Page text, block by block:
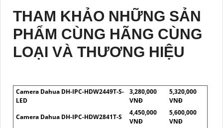
THAM KHẢO NHỮNG SẢN
PHẨM CÙNG HÃNG CÙNG
LOẠI VÀ THƯƠNG HIỆU
Camera Dahua DH-IPC-HDW2449T-S-
LED
3,280,000
VNĐ
5,320,000
VNĐ
Camera Dahua DH-IPC-HDW2841T-S
4,450,000
VNĐ
5,600,000
VNĐ